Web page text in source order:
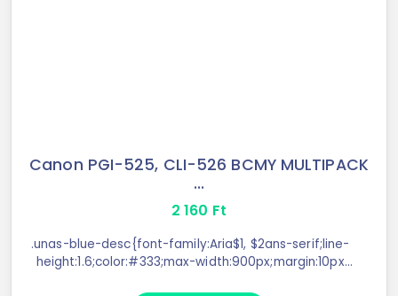
Canon PGI-525, CLI-526 BCMY MULTIPACK
...
2 160 Ft
.unas-blue-desc{font-family:Aria$1, $2ans-serif;line-
height:1.6;color:#333;max-width:900px;margin:10px